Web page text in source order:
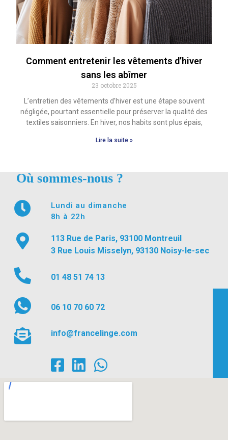
Comment entretenir les vêtements d’hiver
sans les abîmer
23 octobre 2025
L’entretien des vêtements d’hiver est une étape souvent
négligée, pourtant essentielle pour préserver la qualité des
textiles saisonniers. En hiver, nos habits sont plus épais,
Lire la suite »
Où sommes-nous ?
Lundi au dimanche
8h à 22h
113 Rue de Paris, 93100 Montreuil
3 Rue Louis Misselyn, 93130 Noisy-le-sec
01 48 51 74 13
06 10 70 60 72
info@francelinge.com